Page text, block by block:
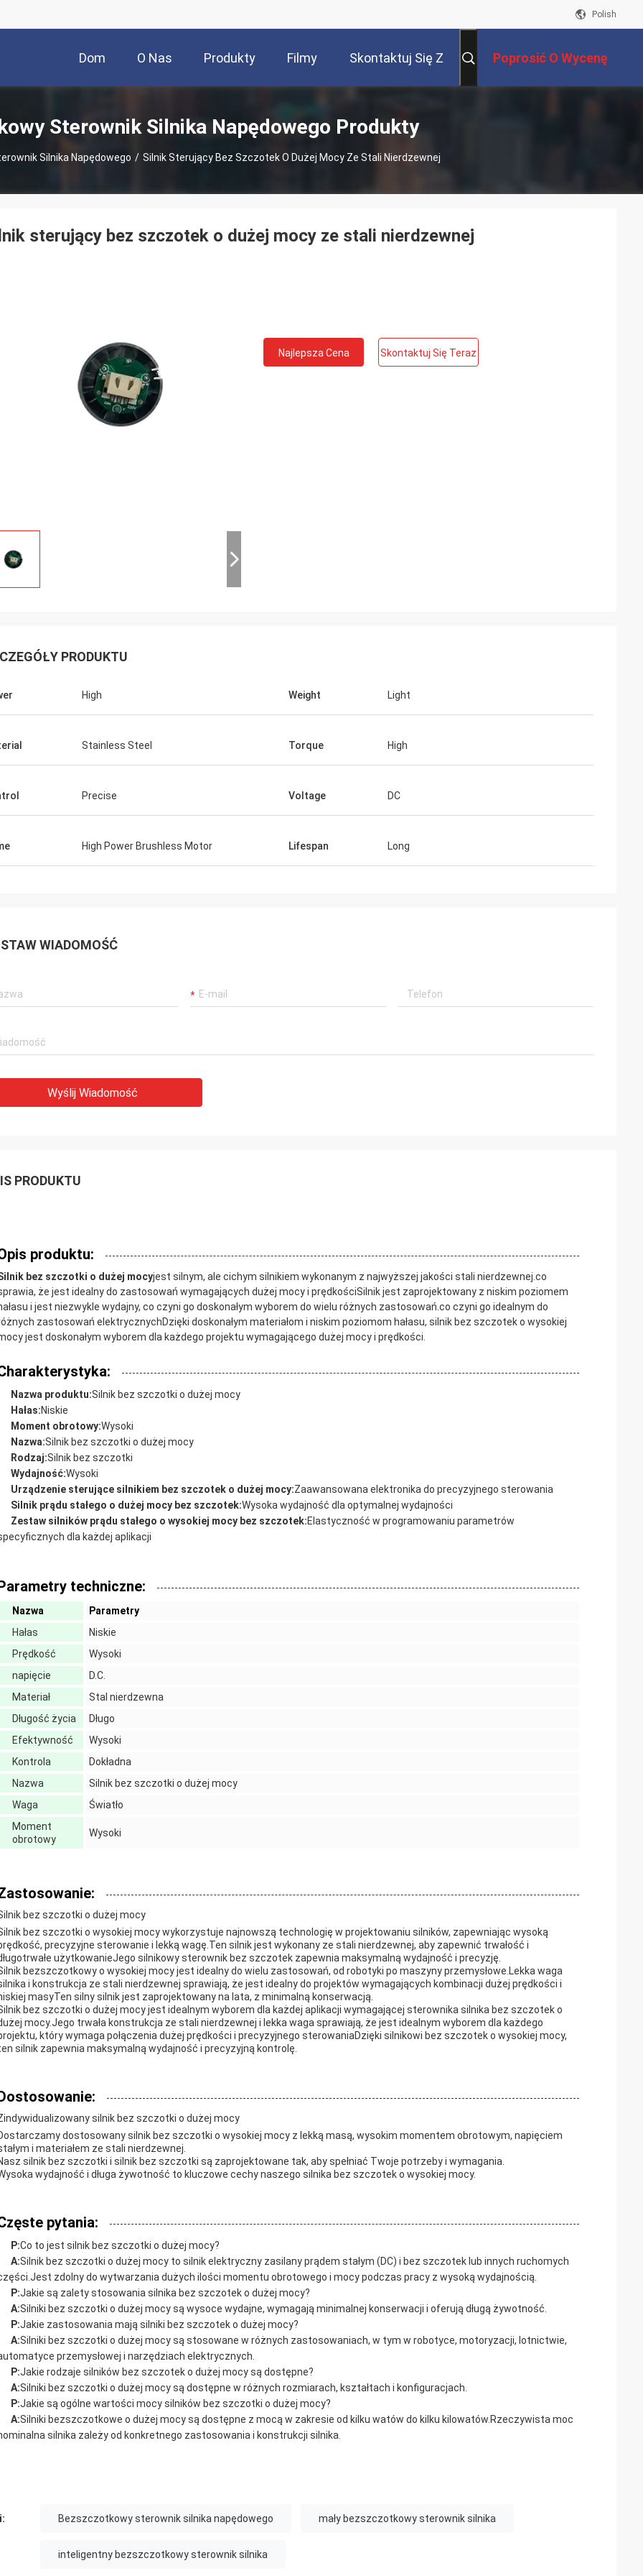
Polish
Dom O Nas Produkty Filmy Skontaktuj Się Z Poprosić O Wycenę
Sterownik Silnika Napędowego Produkty
Silnika Napędowego / Silnik Sterujący Bez Szczotek O Dużej Mocy Ze Stali Nierdzewnej
sterujący bez szczotek o dużej mocy ze stali nierdzewnej
Najlepsza Cena Skontaktuj Się Teraz
PRODUKTU
High Weight Light
Stainless Steel Torque High
Precise Voltage DC
High Power Brushless Motor Lifespan Long
WIADOMOŚĆ
Wyślij Wiadomość
PRODUKTU
produktu:
bez szczotki o dużej mocyjest silnym, ale cichym silnikiem wykonanym z najwyższej jakości stali nierdzewnej.co
że jest idealny do zastosowań wymagających dużej mocy i prędkościSilnik jest zaprojektowany z niskim poziomem
i jest niezwykle wydajny, co czyni go doskonałym wyborem do wielu różnych zastosowań.co czyni go idealnym do
zastosowań elektrycznychDzięki doskonałym materiałom i niskim poziomom hałasu, silnik bez szczotek o wysokiej
jest doskonałym wyborem dla każdego projektu wymagającego dużej mocy i prędkości.
Nazwa produktu:Silnik bez szczotki o dużej mocy
Hałas:Niskie
Moment obrotowy:Wysoki
Nazwa:Silnik bez szczotki o dużej mocy
Rodzaj:Silnik bez szczotki
Wydajność:Wysoki
Urządzenie sterujące silnikiem bez szczotek o dużej mocy:Zaawansowana elektronika do precyzyjnego sterowania
Silnik prądu stałego o dużej mocy bez szczotek:Wysoka wydajność dla optymalnej wydajności
Zestaw silników prądu stałego o wysokiej mocy bez szczotek:Elastyczność w programowaniu parametrów
dla każdej aplikacji
techniczne:
Nazwa
Parametry
Hałas
Niskie
Prędkość
Wysoki
napięcie
D.C.
Materiał
Stal nierdzewna
Długość życia
Długo
Efektywność
Wysoki
Kontrola
Dokładna
Nazwa
Silnik bez szczotki o dużej mocy
Waga
Światło
Moment
obrotowy
Wysoki
bez szczotki o dużej mocy
bez szczotki o wysokiej mocy wykorzystuje najnowszą technologię w projektowaniu silników, zapewniając wysoką
precyzyjne sterowanie i lekką wagę.Ten silnik jest wykonany ze stali nierdzewnej, aby zapewnić trwałość i
użytkowanieJego silnikowy sterownik bez szczotek zapewnia maksymalną wydajność i precyzję.
bezszczotkowy o wysokiej mocy jest idealny do wielu zastosowań, od robotyki po maszyny przemysłowe.Lekka waga
i konstrukcja ze stali nierdzewnej sprawiają, że jest idealny do projektów wymagających kombinacji dużej prędkości i
masyTen silny silnik jest zaprojektowany na lata, z minimalną konserwacją.
bez szczotki o dużej mocy jest idealnym wyborem dla każdej aplikacji wymagającej sterownika silnika bez szczotek o
mocy.Jego trwała konstrukcja ze stali nierdzewnej i lekka waga sprawiają, że jest idealnym wyborem dla każdego
który wymaga połączenia dużej prędkości i precyzyjnego sterowaniaDzięki silnikowi bez szczotek o wysokiej mocy,
silnik zapewnia maksymalną wydajność i precyzyjną kontrolę.
silnik bez szczotki o dużej mocy
dostosowany silnik bez szczotki o wysokiej mocy z lekką masą, wysokim momentem obrotowym, napięciem
i materiałem ze stali nierdzewnej.
silnik bez szczotki i silnik bez szczotki są zaprojektowane tak, aby spełniać Twoje potrzeby i wymagania.
wydajność i długa żywotność to kluczowe cechy naszego silnika bez szczotek o wysokiej mocy.
pytania:
P:Co to jest silnik bez szczotki o dużej mocy?
A:Silnik bez szczotki o dużej mocy to silnik elektryczny zasilany prądem stałym (DC) i bez szczotek lub innych ruchomych
zdolny do wytwarzania dużych ilości momentu obrotowego i mocy podczas pracy z wysoką wydajnością.
P:Jakie są zalety stosowania silnika bez szczotek o dużej mocy?
A:Silniki bez szczotki o dużej mocy są wysoce wydajne, wymagają minimalnej konserwacji i oferują długą żywotność.
P:Jakie zastosowania mają silniki bez szczotek o dużej mocy?
A:Silniki bez szczotki o dużej mocy są stosowane w różnych zastosowaniach, w tym w robotyce, motoryzacji, lotnictwie,
przemysłowej i narzędziach elektrycznych.
P:Jakie rodzaje silników bez szczotek o dużej mocy są dostępne?
A:Silniki bez szczotki o dużej mocy są dostępne w różnych rozmiarach, kształtach i konfiguracjach.
P:Jakie są ogólne wartości mocy silników bez szczotki o dużej mocy?
A:Silniki bezszczotkowe o dużej mocy są dostępne z mocą w zakresie od kilku watów do kilku kilowatów.Rzeczywista moc
silnika zależy od konkretnego zastosowania i konstrukcji silnika.
Bezszczotkowy sterownik silnika napędowego mały bezszczotkowy sterownik silnika
inteligentny bezszczotkowy sterownik silnika